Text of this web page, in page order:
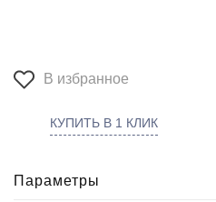
В избранное
КУПИТЬ В 1 КЛИК
Параметры